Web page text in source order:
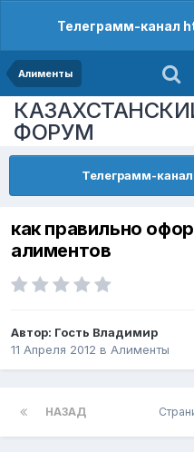
Телеграмм-канал
Алименты
ФОРУМ
Телеграмм-
как правильно
алиментов
Автор: Гость Владимир
11 Апреля 2012 в Алименты
НАЗАД